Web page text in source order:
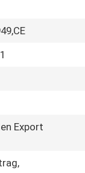
Export